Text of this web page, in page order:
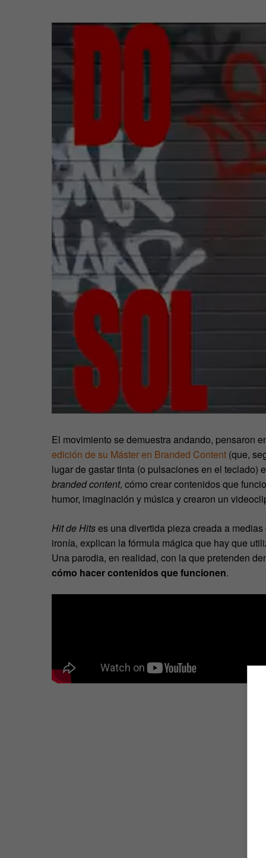
El movimiento se demuestra andando, pensaron
edición de su Máster en Branded Content (que,
lugar de gastar tinta (o pulsaciones en el
branded content, cómo crear contenidos que
humor, imaginación y música y crearon un
Hit de Hitses una divertida pieza creada a
ironía, explican la fórmula mágica que hay que
Una parodia, en realidad, con la que pretenden
cómo hacer contenidos que funcionen.